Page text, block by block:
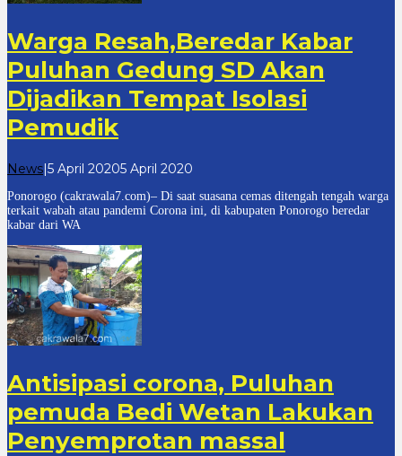
Warga Resah,Beredar Kabar
Puluhan Gedung SD Akan
Dijadikan Tempat Isolasi
Pemudik
News|5 April 20205 April 2020
7
Ponorogo (cakrawala7.com)– Di saat suasana cemas ditengah tengah warga
terkait wabah atau pandemi Corona ini, di kabupaten Ponorogo beredar
kabar dari WA
Antisipasi corona, Puluhan
pemuda Bedi Wetan Lakukan
Penyemprotan massal